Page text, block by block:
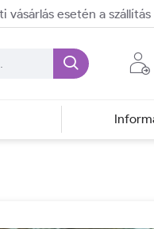
vásárlás esetén a